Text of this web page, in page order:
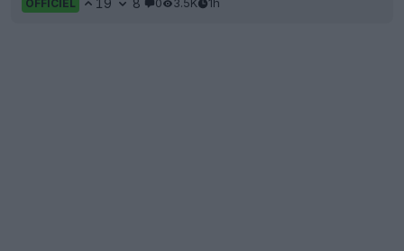
OFFICIEL